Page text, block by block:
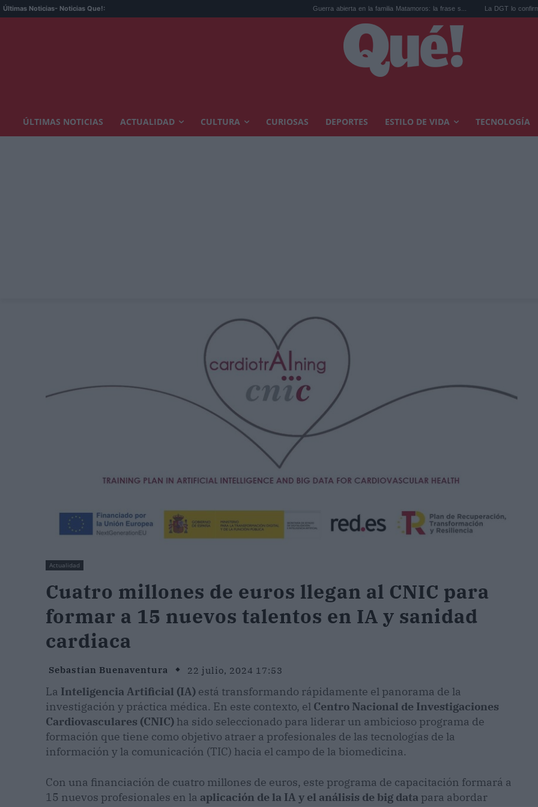
Últimas Noticias- Noticias Que!: Guerra abierta en la familia Matamoros: la frase s... La DGT lo confirma hoy:
ÚLTIMAS NOTICIAS ACTUALIDAD CULTURA CURIOSAS DEPORTES ESTILO DE VIDA TECNOLOGÍA
Actualidad
Cuatro millones de euros llegan al CNIC para
formar a 15 nuevos talentos en IA y sanidad
cardiaca
Sebastian Buenaventura 22 julio, 2024 17:53
La Inteligencia Artificial (IA) está transformando rápidamente el panorama de la
investigación y práctica médica. En este contexto, el Centro Nacional de Investigaciones
Cardiovasculares (CNIC) ha sido seleccionado para liderar un ambicioso programa de
formación que tiene como objetivo atraer a profesionales de las tecnologías de la
información y la comunicación (TIC) hacia el campo de la biomedicina.
Con una financiación de cuatro millones de euros, este programa de capacitación formará a
15 nuevos profesionales en la aplicación de la IA y el análisis de big data para abordar